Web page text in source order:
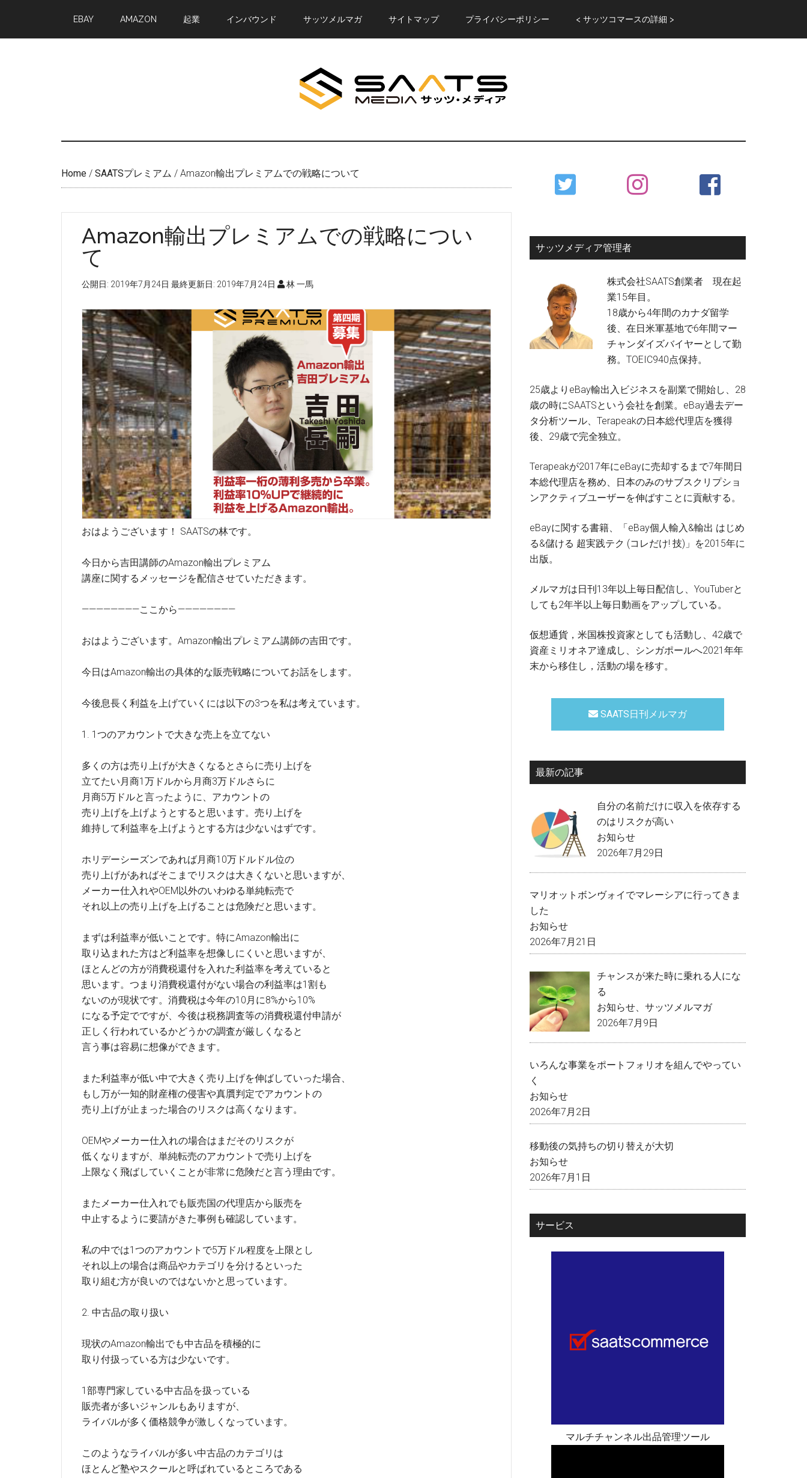
main
primary
EBAY AMAZON 起業 インバウンド サッツメルマガ サイトマップ プライバシーポリシー < サッツコマースの詳細 >
Home / SAATSプレミアム / Amazon輸出プレミアムでの戦略について
Amazon輸出プレミアムでの戦略につい
て
公開日: 2019年7月24日 最終更新日: 2019年7月24日 林 一馬
おはようございます！ SAATSの林です。
今日から吉田講師のAmazon輸出プレミアム
講座に関するメッセージを配信させていただきます。
————————ここから————————
おはようございます。Amazon輸出プレミアム講師の吉田です。
今日はAmazon輸出の具体的な販売戦略についてお話をします。
今後息長く利益を上げていくには以下の3つを私は考えています。
1. 1つのアカウントで大きな売上を立てない
多くの方は売り上げが大きくなるとさらに売り上げを
立てたい月商1万ドルから月商3万ドルさらに
月商5万ドルと言ったように、アカウントの
売り上げを上げようとすると思います。売り上げを
維持して利益率を上げようとする方は少ないはずです。
ホリデーシーズンであれば月商10万ドルドル位の
売り上げがあればそこまでリスクは大きくないと思いますが、
メーカー仕入れやOEM以外のいわゆる単純転売で
それ以上の売り上げを上げることは危険だと思います。
まずは利益率が低いことです。特にAmazon輸出に
取り込まれた方はど利益率を想像しにくいと思いますが、
ほとんどの方が消費税還付を入れた利益率を考えていると
思います。つまり消費税還付がない場合の利益率は1割も
ないのが現状です。消費税は今年の10月に8%から10%
になる予定でですが、今後は税務調査等の消費税還付申請が
正しく行われているかどうかの調査が厳しくなると
言う事は容易に想像ができます。
また利益率が低い中で大きく売り上げを伸ばしていった場合、
もし万が一知的財産権の侵害や真贋判定でアカウントの
売り上げが止まった場合のリスクは高くなります。
OEMやメーカー仕入れの場合はまだそのリスクが
低くなりますが、単純転売のアカウントで売り上げを
上限なく飛ばしていくことが非常に危険だと言う理由です。
またメーカー仕入れでも販売国の代理店から販売を
中止するように要請がきた事例も確認しています。
私の中では1つのアカウントで5万ドル程度を上限とし
それ以上の場合は商品やカテゴリを分けるといった
取り組む方が良いのではないかと思っています。
2. 中古品の取り扱い
現状のAmazon輸出でも中古品を積極的に
取り付扱っている方は少ないです。
1部専門家している中古品を扱っている
販売者が多いジャンルもありますが、
ライバルが多く価格競争が激しくなっています。
このようなライバルが多い中古品のカテゴリは
ほとんど塾やスクールと呼ばれているところである
Primary
Sidebar
サッツメディア管理者
株式会社SAATS創業者 現在起
業15年目。
18歳から4年間のカナダ留学
後、在日米軍基地で6年間マー
チャンダイズバイヤーとして勤
務。TOEIC940点保持。
25歳よりeBay輸出入ビジネスを副業で開始し、28
歳の時にSAATSという会社を創業。eBay過去デー
タ分析ツール、Terapeakの日本総代理店を獲得
後、29歳で完全独立。
Terapeakが2017年にeBayに売却するまで7年間日
本総代理店を務め、日本のみのサブスクリプショ
ンアクティブユーザーを伸ばすことに貢献する。
eBayに関する書籍、「eBay個人輸入&輸出 はじめ
る&儲ける 超実践テク (コレだけ! 技)」を2015年に
出版。
メルマガは日刊13年以上毎日配信し、YouTuberと
しても2年半以上毎日動画をアップしている。
仮想通貨，米国株投資家としても活動し、42歳で
資産ミリオネア達成し、シンガポールへ2021年年
末から移住し，活動の場を移す。
SAATS日刊メルマガ
最新の記事
自分の名前だけに収入を依存する
のはリスクが高い
お知らせ
2026年7月29日
マリオットボンヴォイでマレーシアに行ってきま
した
お知らせ
2026年7月21日
チャンスが来た時に乗れる人にな
る
お知らせ
サッツメルマガ
2026年7月9日
いろんな事業をポートフォリオを組んでやってい
く
お知らせ
2026年7月2日
移動後の気持ちの切り替えが大切
お知らせ
2026年7月1日
サービス
マルチチャンネル出品管理ツール